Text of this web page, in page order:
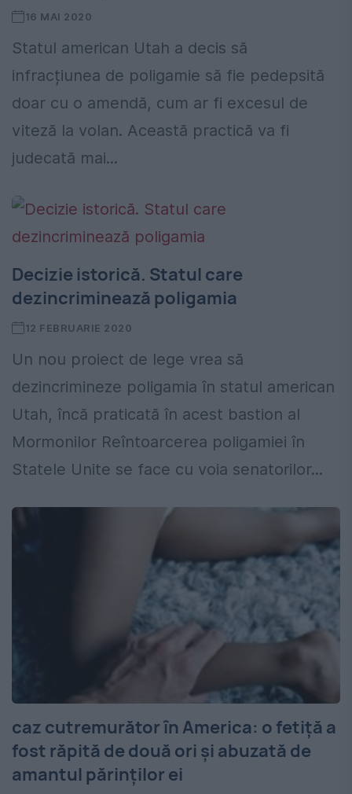
16 MAI 2020
Statul american Utah a decis să
infracțiunea de poligamie să fie pedepsită
doar cu o amendă, cum ar fi excesul de
viteză la volan. Această practică va fi
judecată mai...
Decizie istorică. Statul care
dezincriminează poligamia
12 FEBRUARIE 2020
Un nou proiect de lege vrea să
dezincrimineze poligamia în statul american
Utah, încă praticată în acest bastion al
Mormonilor Reîntoarcerea poligamiei în
Statele Unite se face cu voia senatorilor...
caz cutremurător în America: o fetiță a
fost răpită de două ori și abuzată de
amantul părinților ei